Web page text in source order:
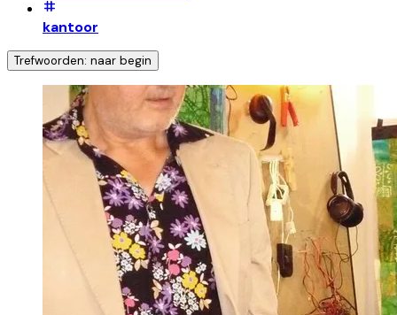
kantoor
Trefwoorden: naar begin